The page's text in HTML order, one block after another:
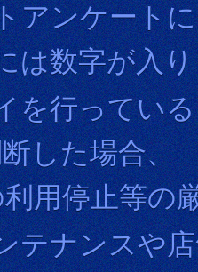
アンケート
は数字が入
を行ってい
した場合、
用停止等の
テナンスや